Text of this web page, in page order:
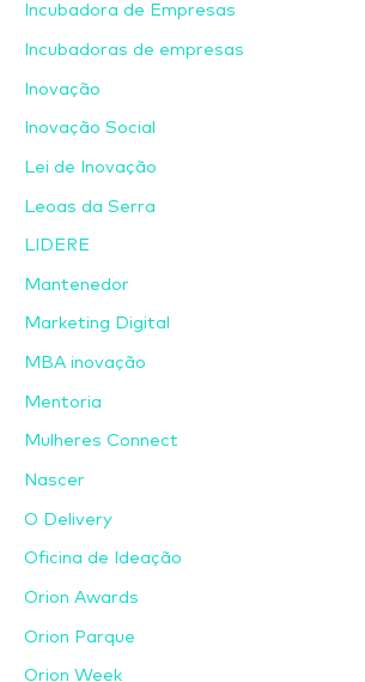
Incubadora de Empresas
Incubadoras de empresas
Inovação
Inovação Social
Lei de Inovação
Leoas da Serra
LIDERE
Mantenedor
Marketing Digital
MBA inovação
Mentoria
Mulheres Connect
Nascer
O Delivery
Oficina de Ideação
Orion Awards
Orion Parque
Orion Week